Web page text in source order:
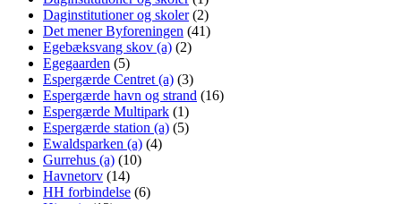
Daginstitutioner og skoler(2)
Det mener Byforeningen (41)
Egebæksvang skov (a) (2)
Egegaarden (5)
Espergærde Centret (a) (3)
Espergærde havn og strand (16)
Espergærde Multipark (1)
Espergærde station (a) (5)
Ewaldsparken (a) (4)
Gurrehus (a) (10)
Havnetorv (14)
HH forbindelse (6)